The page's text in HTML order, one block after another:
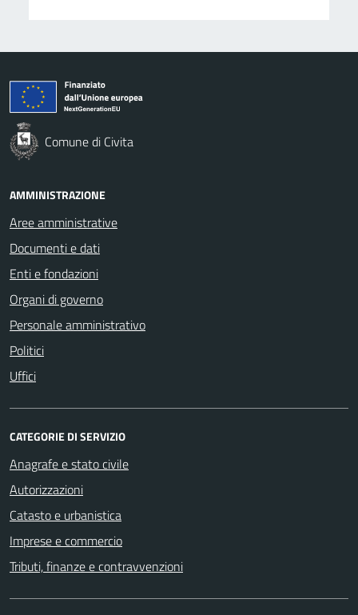
Comune di Civita
AMMINISTRAZIONE
Aree amministrative
Documenti e dati
Enti e fondazioni
Organi di governo
Personale amministrativo
Politici
Uffici
CATEGORIE DI SERVIZIO
Anagrafe e stato civile
Autorizzazioni
Catasto e urbanistica
Imprese e commercio
Tributi, finanze e contravvenzioni